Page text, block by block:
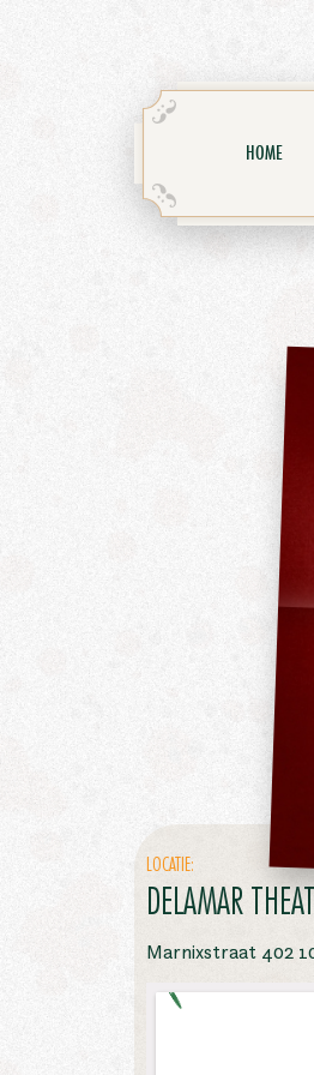
HOME
LOCATIE:
DELAMAR
Marnixstraat 402